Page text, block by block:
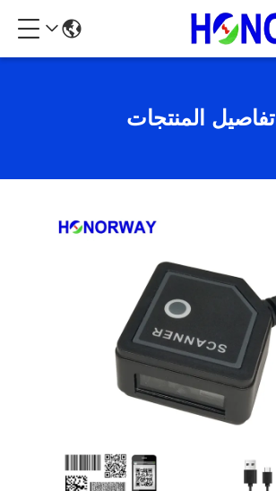
تفاصيل المنتجات